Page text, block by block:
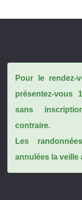
Pour le
présentez-vous
sans
contraire.
Les
annulées la veille